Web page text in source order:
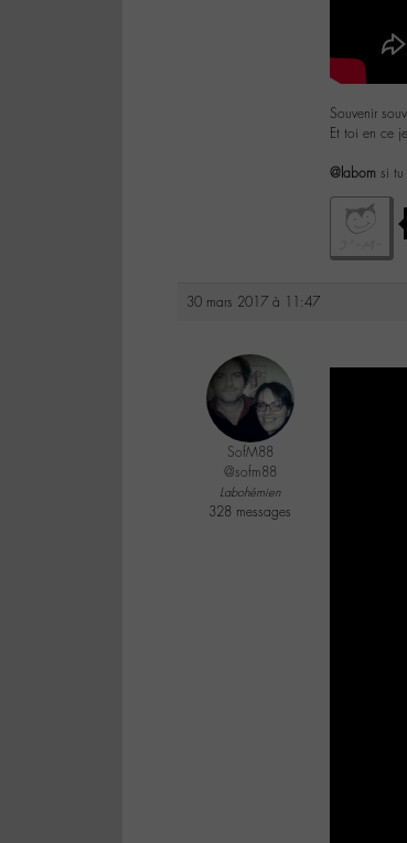
Souvenir
Et toi en ce
@labom si tu
30 mars 2017 à 11:47
SofM88
@sofm88
Labohémien
328 messages